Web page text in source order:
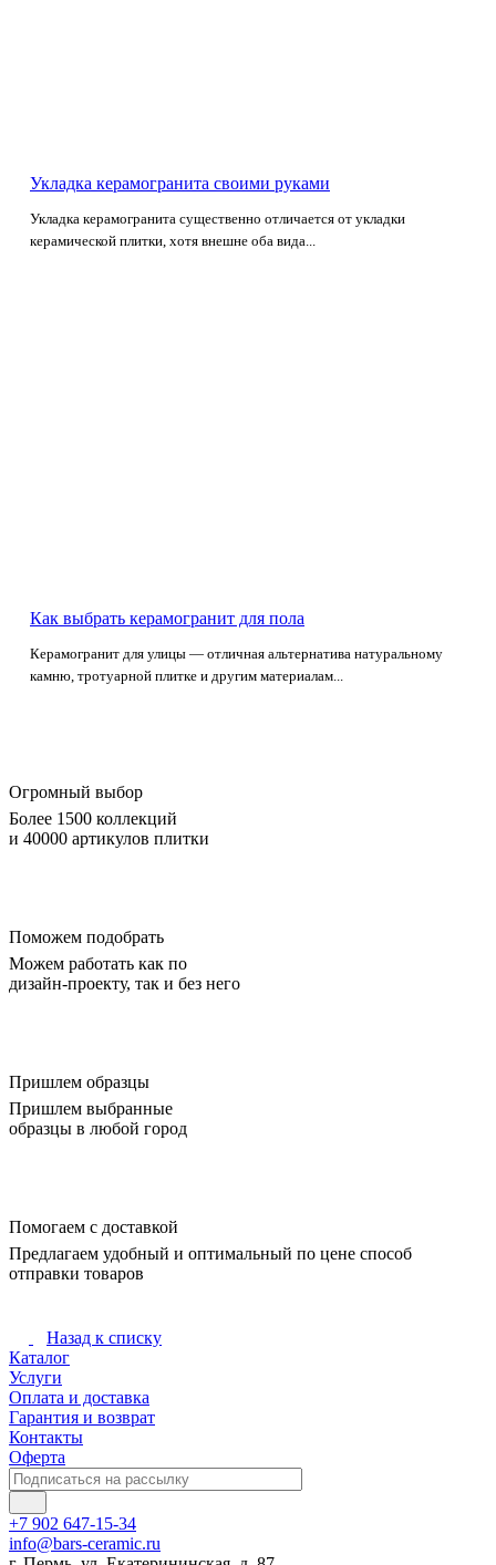
Укладка керамогранита своими руками
Укладка керамогранита существенно отличается от укладки
керамической плитки, хотя внешне оба вида...
Как выбрать керамогранит для пола
Керамогранит для улицы — отличная альтернатива натуральному
камню, тротуарной плитке и другим материалам...
Огромный выбор
Более 1500 коллекций
и 40000 артикулов плитки
Поможем подобрать
Можем работать как по
дизайн-проекту, так и без него
Пришлем образцы
Пришлем выбранные
образцы в любой город
Помогаем с доставкой
Предлагаем удобный и оптимальный по цене способ
отправки товаров
Назад к списку
Каталог
Услуги
Оплата и доставка
Гарантия и возврат
Контакты
Оферта
+7 902 647-15-34
info@bars-ceramic.ru